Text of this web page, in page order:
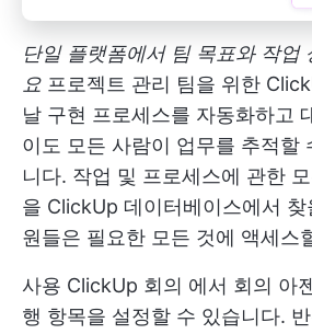
단일 플랫폼에서 팀 목표와 작업
요 프로젝트 관리 팀을 위한
날 구현 프로세스를 자동화하고
이도 모든 사람이 업무를 추적할
니다. 작업 및 프로세스에 관한
을 ClickUp 데이터베이스에서 찾
원들은 필요한 모든 것에 액세스
사용 ClickUp 회의 에서 회의 아
행 항목을 설정할 수 있습니다.